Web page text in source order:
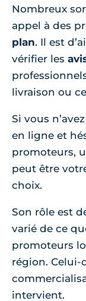
Nombreux
appel à des
plan. Il est
vérifier les
livraison ou
Si vous
en ligne et
promoteurs,
peut être
choix.
Son rôle est
varié de ce
promoteurs
région. Celui-
intervient.